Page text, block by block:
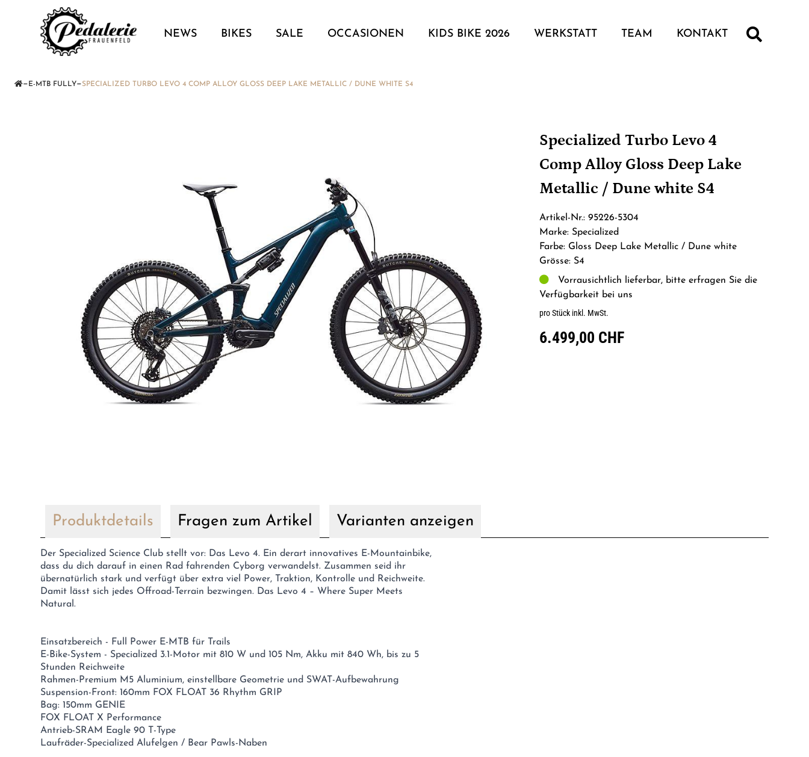
NEWS BIKES SALE OCCASIONEN KIDS BIKE 2026 WERKSTATT TEAM KONTAKT
— E-MTB FULLY—SPECIALIZED TURBO LEVO 4 COMP ALLOY GLOSS DEEP LAKE METALLIC / DUNE WHITE S4
Specialized Turbo Levo 4
Comp Alloy Gloss Deep Lake
Metallic / Dune white S4
Artikel-Nr.: 95226-5304
Marke: Specialized
Farbe: Gloss Deep Lake Metallic / Dune white
Grösse: S4
Vorrausichtlich lieferbar, bitte erfragen Sie die
Verfügbarkeit bei uns
pro Stück inkl. MwSt.
6.499,00 CHF
Produktdetails Fragen zum Artikel Varianten anzeigen
Der Specialized Science Club stellt vor: Das Levo 4. Ein derart innovatives E-Mountainbike,
dass du dich darauf in einen Rad fahrenden Cyborg verwandelst. Zusammen seid ihr
übernatürlich stark und verfügt über extra viel Power, Traktion, Kontrolle und Reichweite.
Damit lässt sich jedes Offroad-Terrain bezwingen. Das Levo 4 – Where Super Meets
Natural.
Einsatzbereich - Full Power E-MTB für Trails
E-Bike-System - Specialized 3.1-Motor mit 810 W und 105 Nm, Akku mit 840 Wh, bis zu 5
Stunden Reichweite
Rahmen-Premium M5 Aluminium, einstellbare Geometrie und SWAT-Aufbewahrung
Suspension-Front: 160mm FOX FLOAT 36 Rhythm GRIP
Bag: 150mm GENIE
FOX FLOAT X Performance
Antrieb-SRAM Eagle 90 T-Type
Laufräder-Specialized Alufelgen / Bear Pawls-Naben